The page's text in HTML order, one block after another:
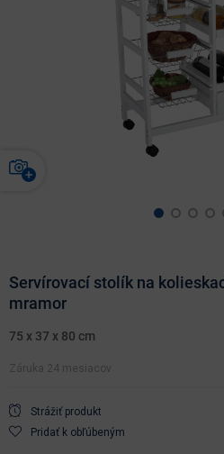
Servírovací stolík na
mramor
75 x 37 x 80 cm
Záruka 24 mesiacov
Strážiť produkt
Pridať k obľúbeným